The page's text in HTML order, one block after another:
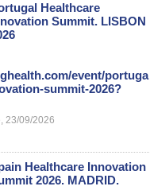
Healthcare
Summit. LISBON
event/portugal-
summit-2026?
23/09/2026
Healthcare Innovation
2026. MADRID.